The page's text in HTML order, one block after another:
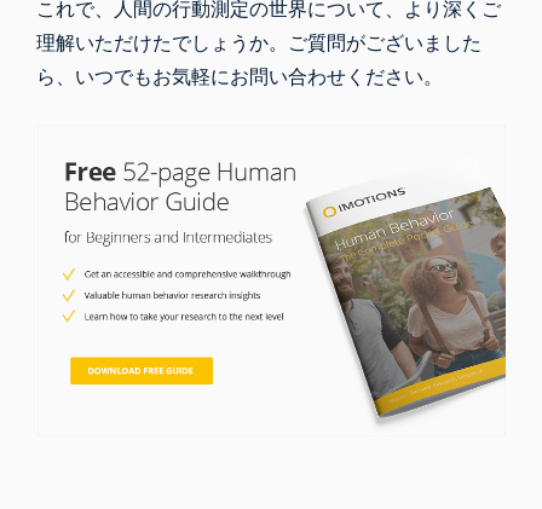
これで、人間の行動測定の世界について、より深くご
理解いただけたでしょうか。ご質問がございました
ら、いつでもお気軽にお問い合わせください。